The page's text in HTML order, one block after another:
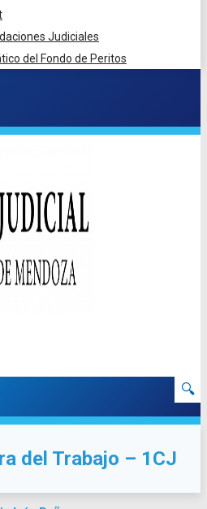
Judiciales
del Fondo de Peritos
🔍
del Trabajo – 1CJ